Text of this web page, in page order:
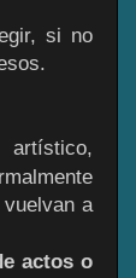
si no
artístico,
a
actos o